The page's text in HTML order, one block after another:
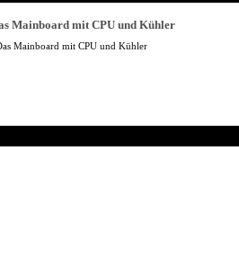
Mainboard mit CPU und Kühler